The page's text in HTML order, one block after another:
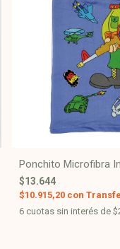
Ponchito Microfibra
$13.644
$10.915,20 con
6 cuotas sin interés de